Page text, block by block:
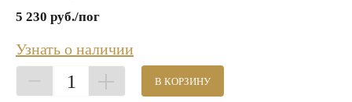
5 230 руб./пог
Узнать о наличии
1 В КОРЗИНУ